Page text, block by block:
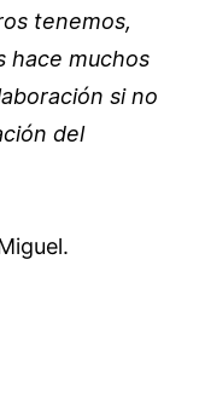
tenemos,
hace muchos
si no
del